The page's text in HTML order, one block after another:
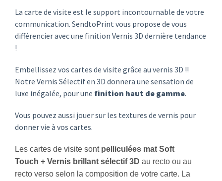
La carte de visite est le support incontournable de votre
communication. SendtoPrint vous propose de vous
différencier avec une finition Vernis 3D dernière tendance
!
Embellissez vos cartes de visite grâce au vernis 3D !!
Notre Vernis Sélectif en 3D donnera une sensation de
luxe inégalée, pour une finition haut de gamme.
Vous pouvez aussi jouer sur les textures de vernis pour
donner vie à vos cartes.
Les cartes de visite sont pelliculées mat Soft
Touch + Vernis brillant sélectif 3D au recto ou au
recto verso selon la composition de votre carte. La